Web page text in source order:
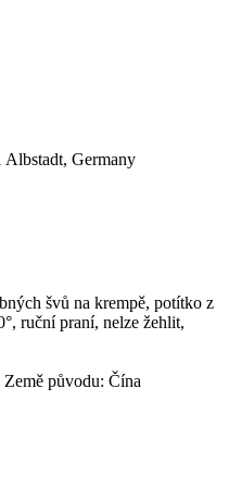
Albstadt, Germany
švů na krempě, potítko z
ruční praní, nelze žehlit,
Země původu: Čína